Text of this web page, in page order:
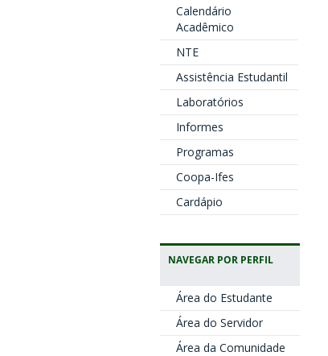
Calendário
Acadêmico
NTE
Assistência Estudantil
Laboratórios
Informes
Programas
Coopa-Ifes
Cardápio
NAVEGAR POR PERFIL
Área do Estudante
Área do Servidor
Área da Comunidade